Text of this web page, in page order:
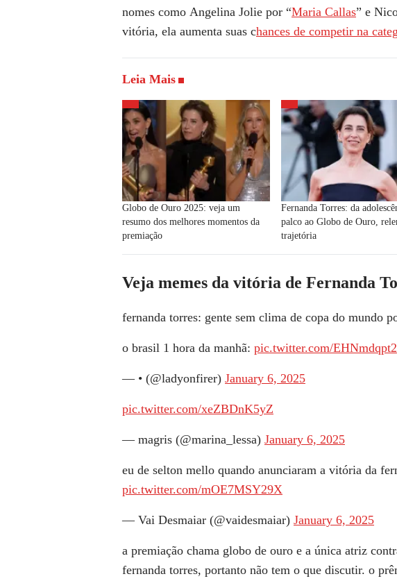
nomes como Angelina Jolie por “Maria Callas” e
vitória, ela aumenta suas chances de competir na
Leia Mais
Globo de Ouro 2025: veja um
resumo dos melhores momentos da
premiação
Fernanda Torres: da
palco ao Globo de Ouro,
trajetória
Veja memes da vitória de Fernanda
fernanda torres: gente sem clima de copa do mundo
o brasil 1 hora da manhã: pic.twitter.com/
— • (@ladyonfirer) January 6, 2025
pic.twitter.com/xeZBDnK5yZ
— magris (@marina_lessa) January 6, 2025
eu de selton mello quando anunciaram a vitória da
pic.twitter.com/mOE7MSY29X
— Vai Desmaiar (@vaidesmaiar) January 6, 2025
a premiação chama globo de ouro e a única atriz
fernanda torres, portanto não tem o que discutir. o